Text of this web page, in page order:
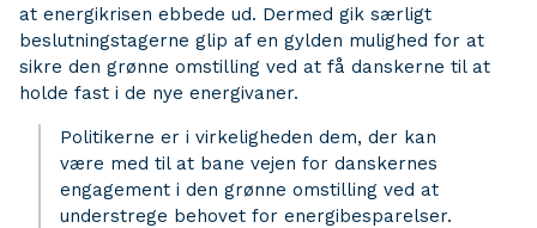
at energikrisen ebbede ud. Dermed gik særligt
beslutningstagerne glip af en gylden mulighed for at
sikre den grønne omstilling ved at få danskerne til at
holde fast i de nye energivaner.
Politikerne er i virkeligheden dem, der kan
være med til at bane vejen for danskernes
engagement i den grønne omstilling ved at
understrege behovet for energibesparelser.